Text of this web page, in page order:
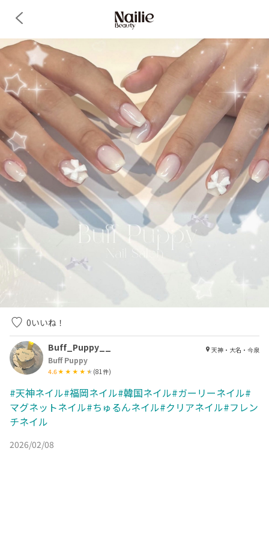
0いいね！
Buff_Puppy__
Buff Puppy
4.6 (81件)
天神・大名・今泉
#天神ネイル#福岡ネイル#韓国ネイル#ガーリーネイル#
マグネットネイル#ちゅるんネイル#クリアネイル#フレン
チネイル
2026/02/08